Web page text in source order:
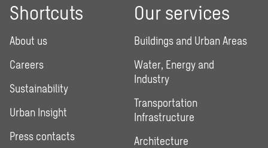
Shortcuts
About us
Careers
Sustainability
Urban Insight
Press contacts
Our services
Buildings and Urban Areas
Water, Energy and
Industry
Transportation
Infrastructure
Architecture